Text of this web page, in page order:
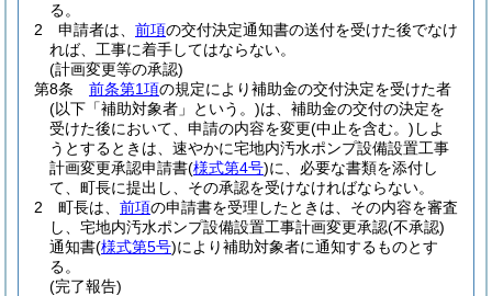
る。
2
申請者は、 前項の交付決定通知書の送付を受けた後でなけ
れば、工事に着手してはならない。
(計画変更等の承認)
第8条
前条第1項の規定により補助金の交付決定を受けた者
(以下「補助対象者」という。)は、補助金の交付の決定を
受けた後において、申請の内容を変更(中止を含む。) しよ
うとするときは、速やかに宅地内汚水ポンプ設備設置工事
計画変更承認申請書(様式第4号)に、必要な書類を添付し
て、町長に提出し、その承認を受けなければならない。
2
町長は、 前項の申請書を受理したときは、その内容を審査
し、宅地内汚水ポンプ設備設置工事計画変更承認(不承認)
通知書(様式第5号)により補助対象者に通知するものとす
る。
(完了報告)